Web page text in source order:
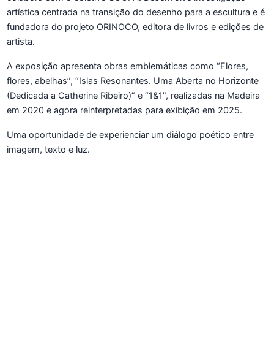
artística centrada na transição do desenho para a escultura e é
fundadora do projeto ORINOCO, editora de livros e edições de
artista.
A exposição apresenta obras emblemáticas como “Flores,
flores, abelhas”, “Islas Resonantes. Uma Aberta no Horizonte
(Dedicada a Catherine Ribeiro)” e “1&1”, realizadas na Madeira
em 2020 e agora reinterpretadas para exibição em 2025.
Uma oportunidade de experienciar um diálogo poético entre
imagem, texto e luz.